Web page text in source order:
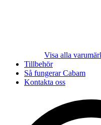
Visa alla
Tillbehör
Så fungerar Cabam
Kontakta oss